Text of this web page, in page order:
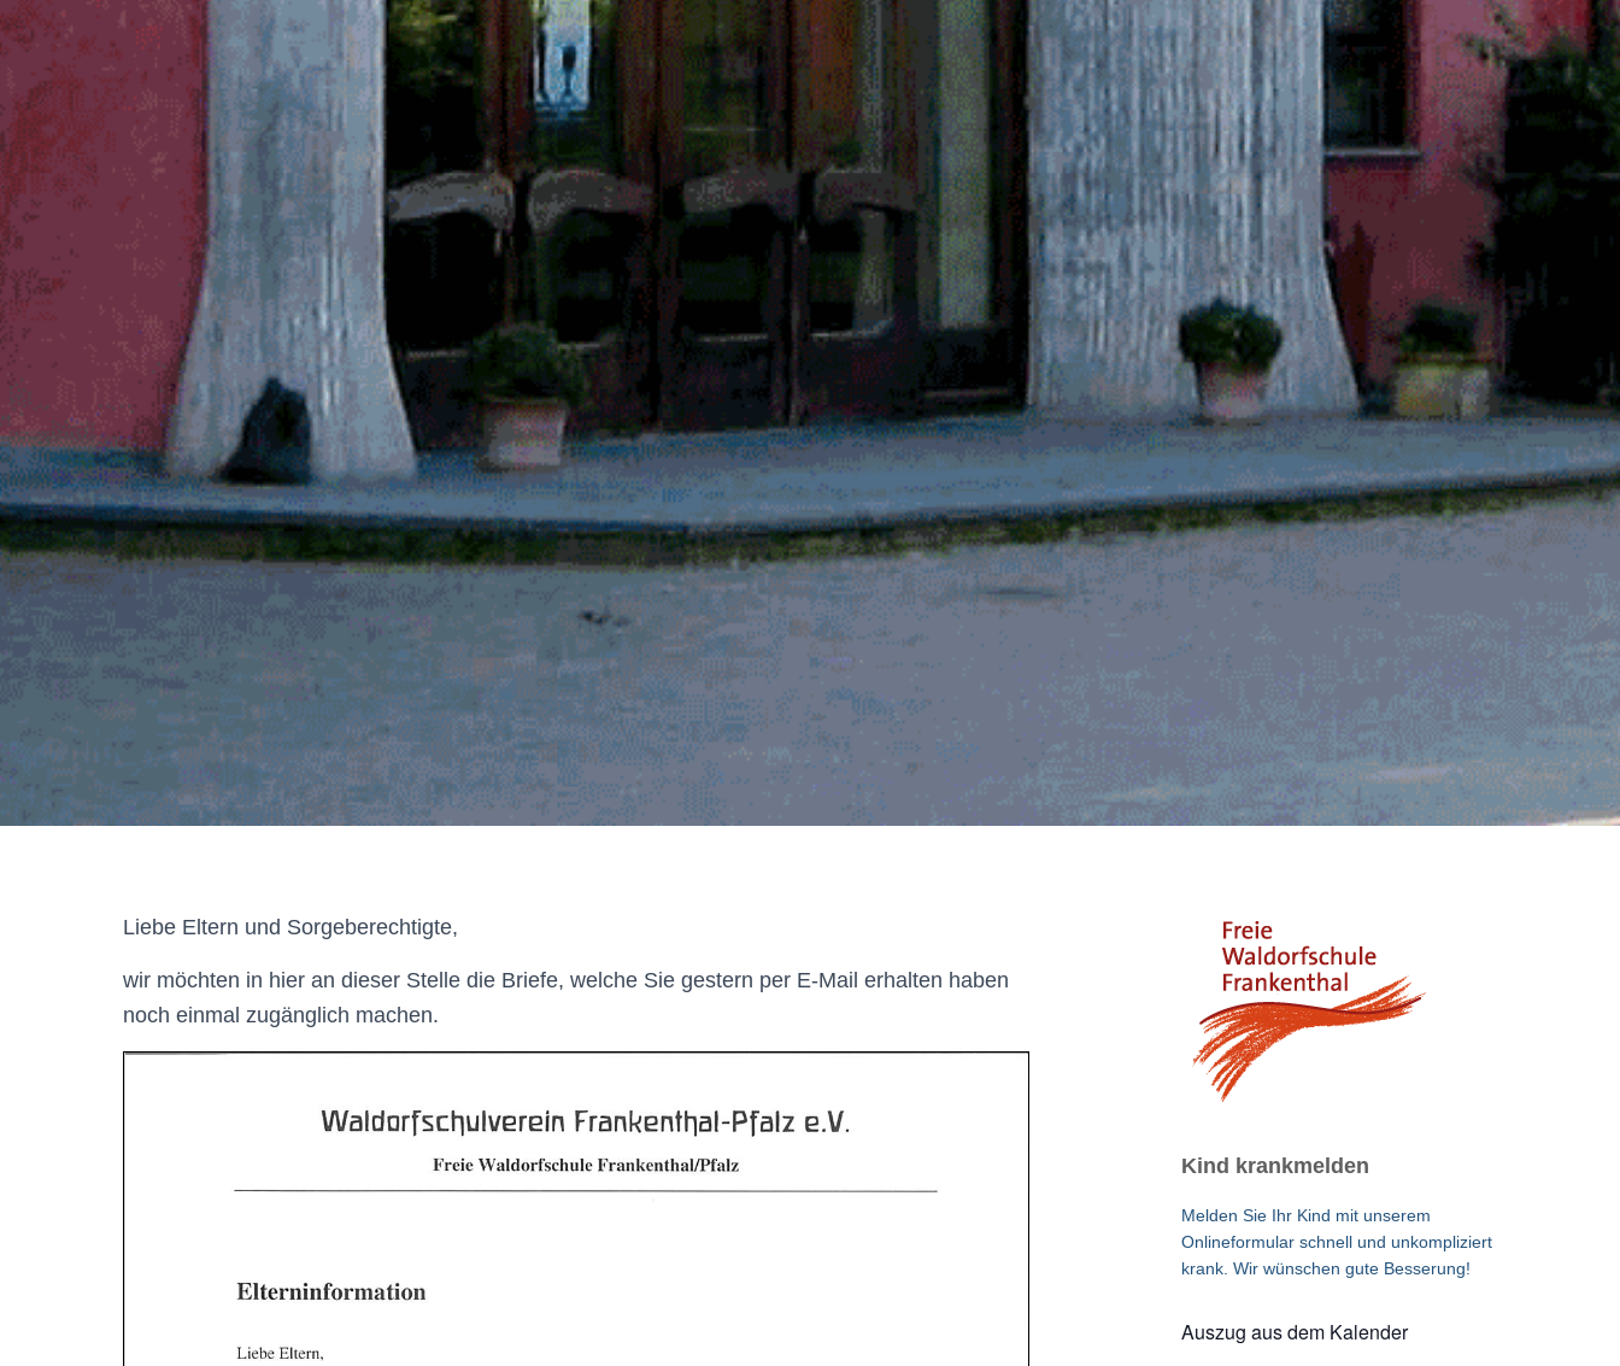
Liebe Eltern und Sorgeberechtigte,
wir möchten in hier an dieser Stelle die Briefe, welche Sie gestern per E-Mail erhalten haben
noch einmal zugänglich machen.
Kind krankmelden
Melden Sie Ihr Kind mit unserem
Onlineformular schnell und unkompliziert
krank. Wir wünschen gute Besserung!
Auszug aus dem Kalender